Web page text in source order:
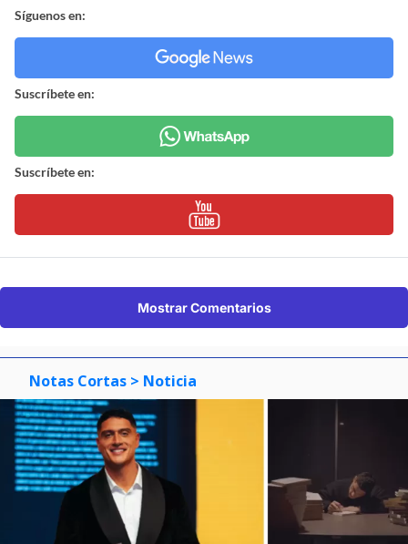
Síguenos en:
Suscríbete en:
Suscríbete en:
Mostrar Comentarios
Notas Cortas > Noticia